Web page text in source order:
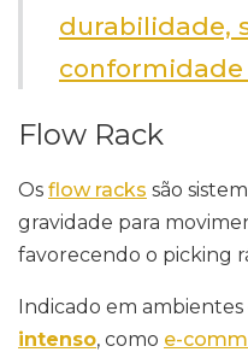
durabilidade,
conformidade
Flow Rack
Os flow racks são
gravidade para
favorecendo o picking
Indicado em ambientes
intenso, como e-